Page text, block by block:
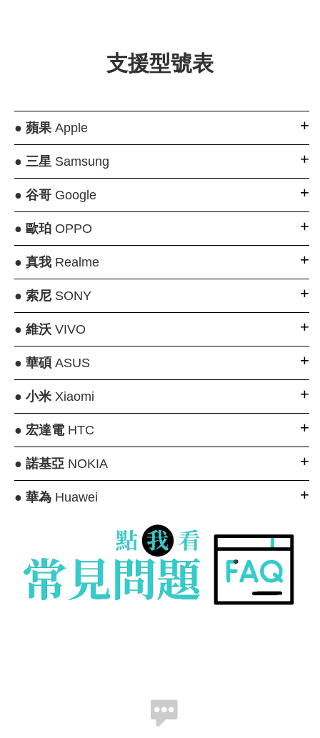
支援型號表
● 蘋果Apple
● 三星Samsung
● 谷哥Google
● 歐珀OPPO
● 真我Realme
● 索尼SONY
● 維沃VIVO
● 華碩 ASUS
● 小米Xiaomi
● 宏達電HTC
● 諾基亞NOKIA
● 華為Huawei